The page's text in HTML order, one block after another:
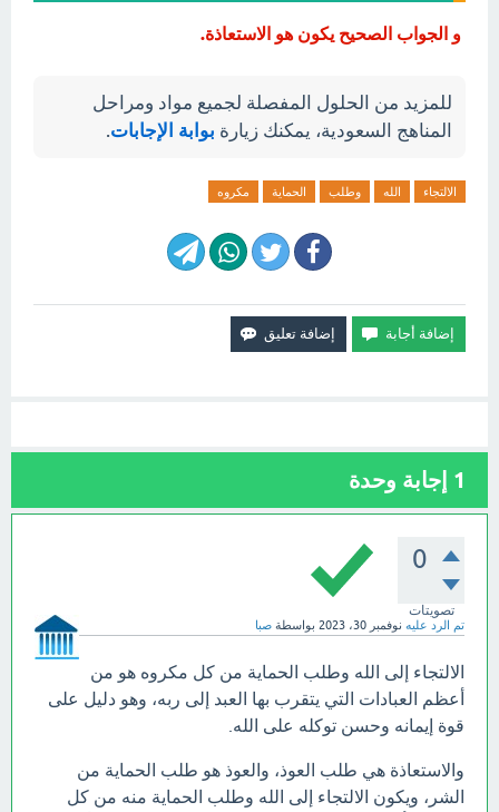
و الجواب الصحيح يكون هو الاستعاذة.
للمزيد من الحلول المفصلة لجميع مواد ومراحل
المناهج السعودية، يمكنك زيارة بوابة الإجابات.
الالتجاء الله وطلب الحماية مكروه
1 إجابة وحدة
0
تصويتات
تم الرد عليه نوفمبر 30، 2023 بواسطة صبا
الالتجاء إلى الله وطلب الحماية من كل مكروه هو من
أعظم العبادات التي يتقرب بها العبد إلى ربه، وهو دليل على
قوة إيمانه وحسن توكله على الله.
والاستعاذة هي طلب العوذ، والعوذ هو طلب الحماية من
الشر، ويكون الالتجاء إلى الله وطلب الحماية منه من كل